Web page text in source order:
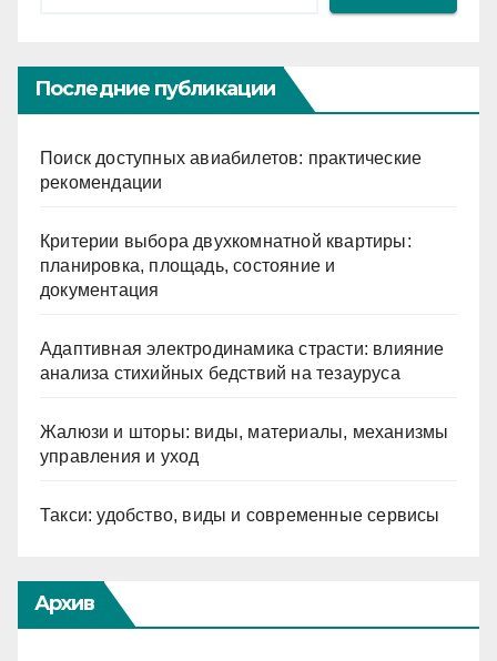
Последние публикации
Поиск доступных авиабилетов: практические
рекомендации
Критерии выбора двухкомнатной квартиры:
планировка, площадь, состояние и
документация
Адаптивная электродинамика страсти: влияние
анализа стихийных бедствий на тезауруса
Жалюзи и шторы: виды, материалы, механизмы
управления и уход
Такси: удобство, виды и современные сервисы
Архив